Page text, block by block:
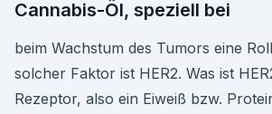
Cannabis-Öl, speziell bei
beim Wachstum des Tumors eine
solcher Faktor ist HER2. Was ist
Rezeptor, also ein Eiweiß bzw.